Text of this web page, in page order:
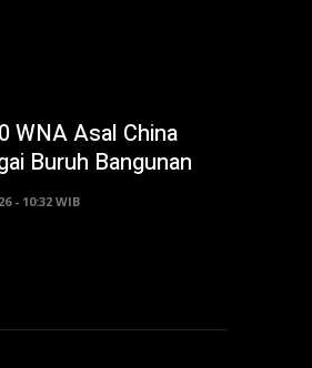
WNA Asal China
Buruh Bangunan
- 10:32 WIB